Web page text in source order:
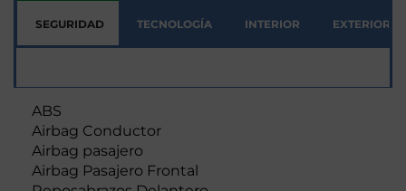
SEGURIDAD TECNOLOGÍA INTERIOR EXTERIOR
ABS
Airbag Conductor
Airbag pasajero
Airbag Pasajero Frontal